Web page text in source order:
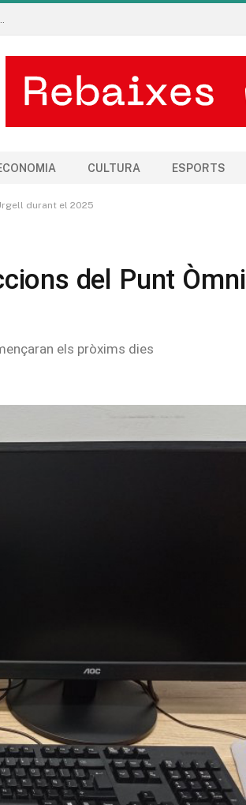
municipis més resilients al canvi climàtic
CULTURA ESPORTS
durant el 2025
del Punt
els pròxims dies